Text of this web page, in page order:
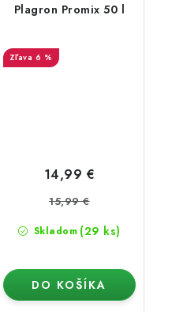
Plagron Promix 50 l
6 %
Skladom (29 ks)
14,99 €
15,99 €
DO KOŠÍKA